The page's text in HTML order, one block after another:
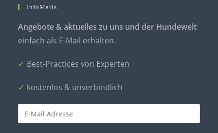
InfoMails
Angebote & aktuelles zu uns und der Hundewelt
einfach als E-Mail erhalten.
Best-Practices von Experten
kostenlos & unverbindlich
Nichts eintragen.